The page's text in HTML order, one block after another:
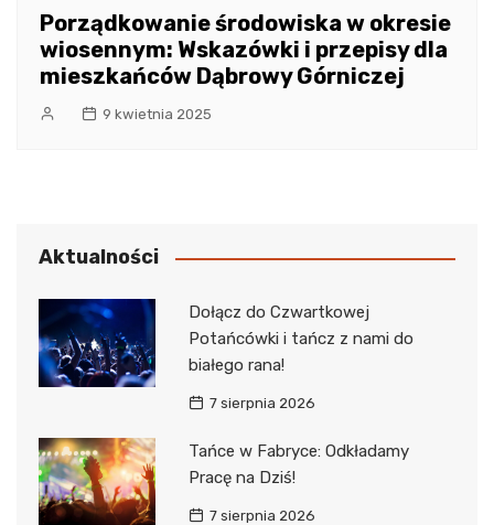
Porządkowanie środowiska w okresie
wiosennym: Wskazówki i przepisy dla
mieszkańców Dąbrowy Górniczej
9 kwietnia 2025
Aktualności
Dołącz do Czwartkowej
Potańcówki i tańcz z nami do
białego rana!
7 sierpnia 2026
Tańce w Fabryce: Odkładamy
Pracę na Dziś!
7 sierpnia 2026